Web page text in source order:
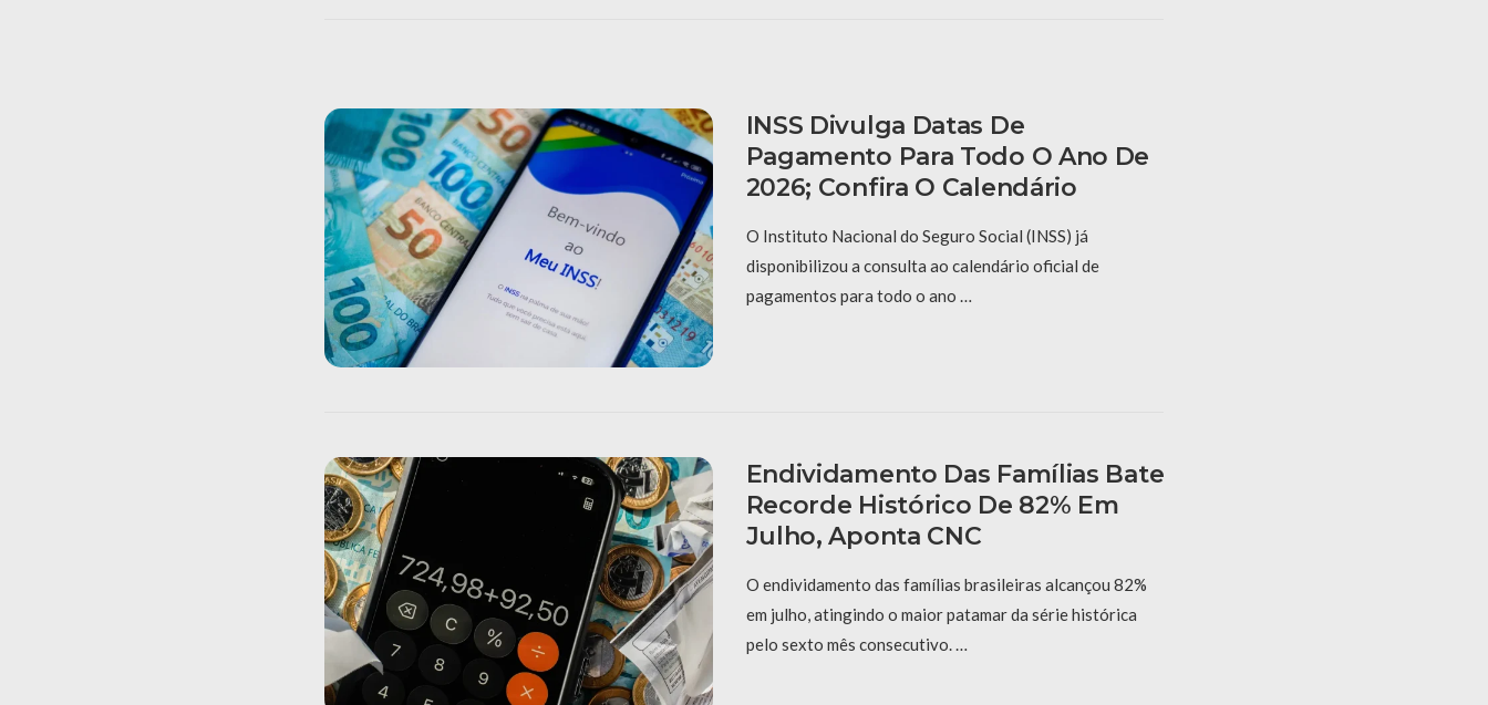
INSS Divulga Datas De
Pagamento Para Todo O Ano De
2026; Confira O Calendário
O Instituto Nacional do Seguro Social (INSS) já
disponibilizou a consulta ao calendário oficial de
pagamentos para todo o ano …
Endividamento Das Famílias Bate
Recorde Histórico De 82% Em
Julho, Aponta CNC
O endividamento das famílias brasileiras alcançou 82%
em julho, atingindo o maior patamar da série histórica
pelo sexto mês consecutivo. …